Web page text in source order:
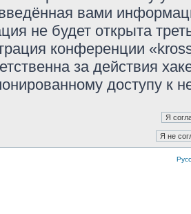
вами
не будет открыта
конференции
за действия
доступу к